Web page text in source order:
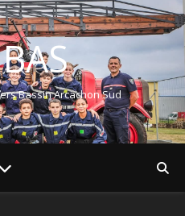
Bassin Arcachon Sud